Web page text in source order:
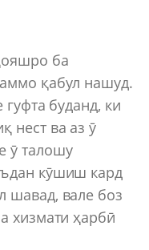
ба
қабул нашуд.
гуфта буданд, ки
нест ва аз ӯ
ӯ талошу
кӯшиш кард
шавад, вале боз
хизмати ҳарбӣ